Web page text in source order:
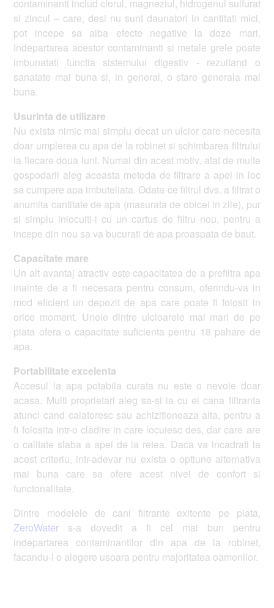
contaminanti includ clorul, magneziul, hidrogenul sulfurat
si zincul – care, desi nu sunt daunatori in cantitati mici,
pot incepe sa aiba efecte negative la doze mari.
Indepartarea acestor contaminanti si metale grele poate
imbunatati functia sistemului digestiv - rezultand o
sanatate mai buna si, in general, o stare generala mai
buna.
Usurinta de utilizare
Nu exista nimic mai simplu decat un ulcior care necesita
doar umplerea cu apa de la robinet si schimbarea filtrului
la fiecare doua luni. Numai din acest motiv, atat de multe
gospodarii aleg aceasta metoda de filtrare a apei in loc
sa cumpere apa imbuteliata. Odata ce filtrul dvs. a filtrat o
anumita cantitate de apa (masurata de obicei in zile), pur
si simplu inlocuiti-l cu un cartus de filtru nou, pentru a
incepe din nou sa va bucurati de apa proaspata de baut.
Capacitate mare
Un alt avantaj atractiv este capacitatea de a prefiltra apa
inainte de a fi necesara pentru consum, oferindu-va in
mod eficient un depozit de apa care poate fi folosit in
orice moment. Unele dintre ulcioarele mai mari de pe
piata ofera o capacitate suficienta pentru 18 pahare de
apa.
Portabilitate excelenta
Accesul la apa potabila curata nu este o nevoie doar
acasa. Multi proprietari aleg sa-si ia cu ei cana filtranta
atunci cand calatoresc sau achizitioneaza alta, pentru a
fi folosita intr-o cladire in care locuiesc des, dar care are
o calitate slaba a apei de la retea. Daca va incadrati la
acest criteriu, intr-adevar nu exista o optiune alternativa
mai buna care sa ofere acest nivel de confort si
functonalitate.
Dintre modelele de cani filtrante exitente pe piata,
ZeroWaters-a dovedit a fi cel mai bun pentru
indepartarea contaminantilor din apa de la robinet,
facandu-l o alegere usoara pentru majoritatea oamenilor.